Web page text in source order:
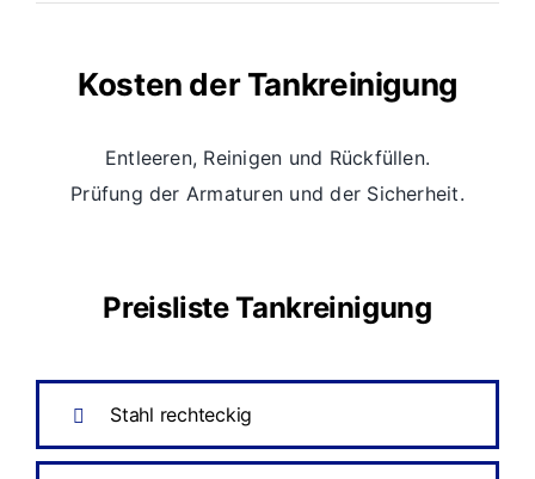
Kosten der Tankreinigung
Entleeren, Reinigen und Rückfüllen.
Prüfung der Armaturen und der Sicherheit.
Preisliste Tankreinigung
Stahl rechteckig